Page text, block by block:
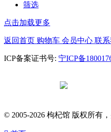
筛选
点击加载更多
返回首页 购物车 会员中心 联
ICP备案证书号: 宁ICP备
© 2005-2026 枸杞馆 版权所有